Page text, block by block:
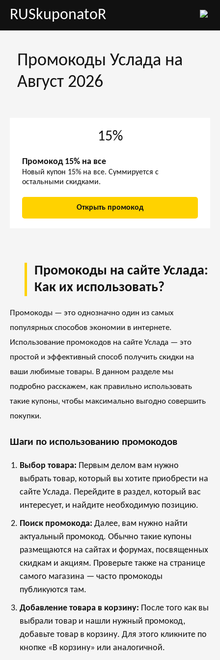
RUSkuponatoR
Промокоды Услада на
Август 2026
15%
Промокод 15% на все
Новый купон 15% на все. Суммируется с
остальными скидками.
Открыть промокод
Промокоды на сайте Услада:
Как их использовать?
Промокоды — это однозначно один из самых
популярных способов экономии в интернете.
Использование промокодов на сайте Услада — это
простой и эффективный способ получить скидки на
ваши любимые товары. В данном разделе мы
подробно расскажем, как правильно использовать
такие купоны, чтобы максимально выгодно совершить
покупки.
Шаги по использованию промокодов
Выбор товара: Первым делом вам нужно
выбрать товар, который вы хотите приобрести на
сайте Услада. Перейдите в раздел, который вас
интересует, и найдите необходимую позицию.
Поиск промокода: Далее, вам нужно найти
актуальный промокод. Обычно такие купоны
размещаются на сайтах и форумах, посвященных
скидкам и акциям. Проверьте также на странице
самого магазина — часто промокоды
публикуются там.
Добавление товара в корзину: После того как вы
выбрали товар и нашли нужный промокод,
добавьте товар в корзину. Для этого кликните по
кнопке «В корзину» или аналогичной.